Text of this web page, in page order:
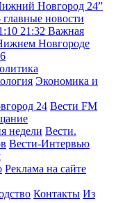
Новгород 24”
новости
21:32 Важная
Новгороде
Экономика и
24 Вести FM
недели Вести.
Вести-Интервью
Реклама на сайте
Контакты Из